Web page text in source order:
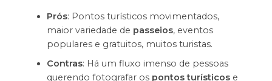
Prós: Pontos turísticos movimentados,
maior variedade de passeios, eventos
populares e gratuitos, muitos turistas.
Contras: Há um fluxo imenso de pessoas
querendo fotografar os pontos turísticose